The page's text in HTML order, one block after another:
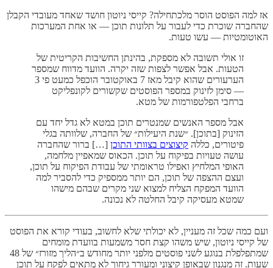
אז למה הפוסט הוסר מלכתחילה? קייסי ניוטון חושד שאחד מעובדי הקבלן
שהחברה שוכרת כדי לעבור על תלונות תוכן — או אחת המערכות
האוטומטיות — עשו טעות.
זו אולי תשובה לא מספקת, בהינתן החשיבות הקריטית של
הטעות. אבל אפשר לצפות שזה יקרה. הוועד מדווח שמספר
הערעורים שהוא קיבל מאז 7 באוקטובר הוכפל כמעט פי 3
— סימן לזינוק במספר הפוסטים שקשורים לקונפליקט
ברחבי הפלטפורמות של מטא.
אבל מספר האנשים שמנטרים תוכן במטא לא גדל יחד עם
הזינוק [בתוכן]. ״שנת היעילות״ של החברה, שלוותה בגלי
פיטורים, כללה קיצוצים בצוותי התוכן […] ברור שהחברה
עושה טעויות בפיקוח על תוכן. הכאוס שמאפיין מלחמה,
האופי המלחיץ ואפילו טראומתי של עבודת הפיקוח על תוכן,
ועצם ההצפה של תוכן, הם יותר ממספיק כדי להסביר למה
הוועד המפקח הצליח למצוא שני מקרים שבהם מישהו
שמטא מעסיקה קיבל החלטה לא נכונה.
ועם כמה שכל זה מעניין, לא יכולתי שלא לחשוב, בעודי קורא את הפוסט
של קייסי ניוטון, שיש משהו קצת חסר משמעות בוועדת מומחים
שמתפלפלת בנוגע לשני פוסטים מלפני יותר מחודש ב״הליך מזורז״ של 48
שעות. זה מנגנון שבאופן קיצוני ומעורר גיחוך לא מתאים לפקח על תוכן